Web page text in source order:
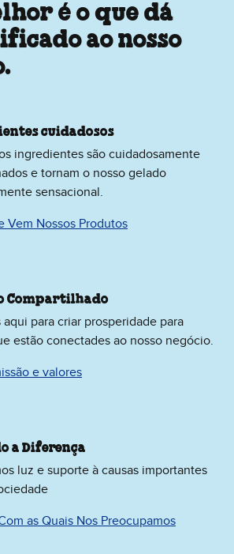
é o que dá
ao nosso
cuidadosos
ingredientes são cuidadosamente
e tornam o nosso gelado
sensacional.
Vem Nossos Produtos
Compartilhado
aqui para criar prosperidade para
estão conectades ao nosso negócio.
e valores
a Diferença
luz e suporte à causas importantes
as Quais Nos Preocupamos